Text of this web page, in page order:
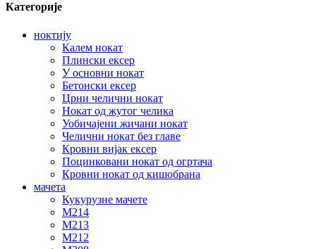
Категорије
ноктију
Калем нокат
Плински ексер
У основни нокат
Бетонски ексер
Црни челични нокат
Нокат од жутог челика
Уобичајени жичани нокат
Челични нокат без главе
Кровни вијак ексер
Поцинковани нокат од огртача
Кровни нокат од кишобрана
мачета
Кукурузне мачете
М214
М213
М212